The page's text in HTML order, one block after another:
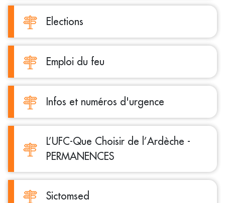
Elections
Emploi du feu
Infos et numéros d'urgence
L’UFC-Que Choisir de l’Ardèche -
PERMANENCES
Sictomsed